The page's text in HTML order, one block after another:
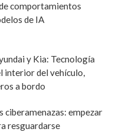
comportamientos
de IA
y Kia: Tecnología
interior del vehículo,
a bordo
ciberamenazas: empezar
resguardarse